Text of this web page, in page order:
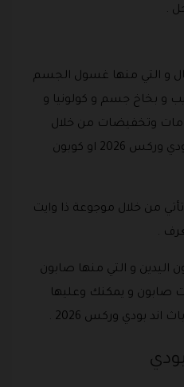
.
و التي منها غسول الجسم
و بخاخ جسم و كولونيا و
وتخفيضات من خلال
استخدام كود خصم باث اند بودي وركس 2026 او كوبون
من خلال موجوعة ذا وايت
.
اليدين و التي منها صابون
صابون و يمكنك وعليها
بودي وركس 2026 .